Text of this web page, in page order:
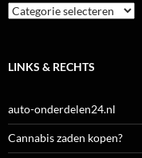
Categorieën
LINKS & RECHTS
auto-onderdelen24.nl
Cannabis zaden kopen?